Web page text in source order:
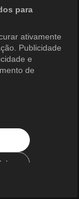
para
ativamente
Publicidade
e
de